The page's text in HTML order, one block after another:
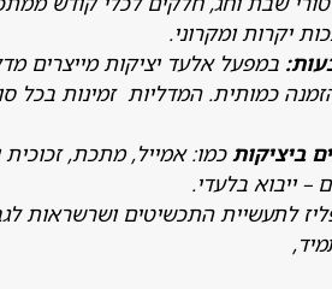
יקרות ומקרוני.
במפעל אלעד יציקות מייצרים
כמותית. המדליות זמינות בכל
ביציקותכמו: אמייל, מתכת, זכוכית
– ייבוא בלעדי.
לתעשיית התכשיטים ושרשראות